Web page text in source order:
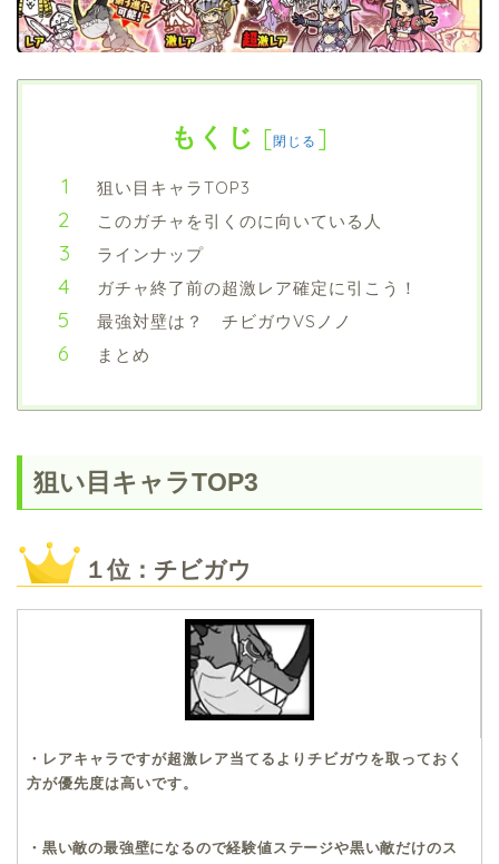
もくじ [閉じる ]
狙い目キャラTOP3
このガチャを引くのに向いている人
ラインナップ
ガチャ終了前の超激レア確定に引こう！
最強対壁は？ チビガウVSノノ
まとめ
狙い目キャラTOP3
１位：チビガウ
・レアキャラですが超激レア当てるよりチビガウを取っておく
方が優先度は高いです。
・黒い敵の最強壁になるので経験値ステージや黒い敵だけのス